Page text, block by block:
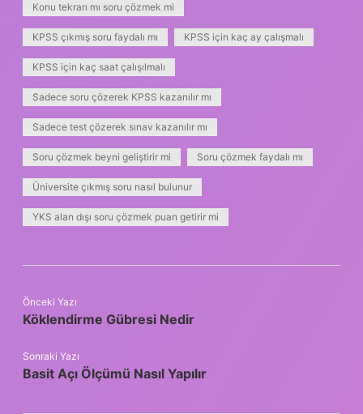
Konu tekrarı mı soru çözmek mi
KPSS çıkmış soru faydalı mı KPSS için kaç ay çalışmalı
KPSS için kaç saat çalışılmalı
Sadece soru çözerek KPSS kazanılır mı
Sadece test çözerek sınav kazanılır mı
Soru çözmek beyni geliştirir mi Soru çözmek faydalı mı
Üniversite çıkmış soru nasıl bulunur
YKS alan dışı soru çözmek puan getirir mi
Önceki Yazı
Köklendirme Gübresi Nedir
Sonraki Yazı
Basit Açı Ölçümü Nasıl Yapılır